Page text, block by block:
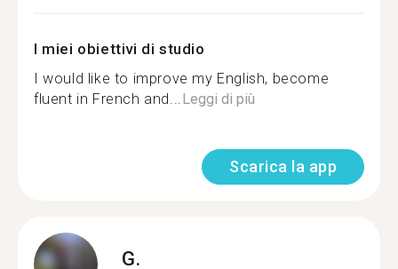
I miei obiettivi di studio
I would like to improve my English, become
fluent in French and...Leggi di più
Scarica la app
G.